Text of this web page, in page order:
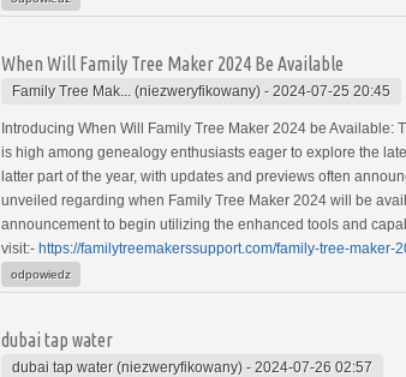
When Will Family Tree Maker 2024 Be Available
Family Tree Mak... (niezweryfikowany) - 2024-07-25 20:45
Introducing When Will Family Tree Maker 2024 be
is high among genealogy enthusiasts eager to explore the
latter part of the year, with updates and previews often
unveiled regarding when Family Tree Maker 2024 will be
announcement to begin utilizing the enhanced tools and
visit:- https://familytreemakerssupport.com/family-tree-maker-
odpowiedz
dubai tap water
dubai tap water (niezweryfikowany) - 2024-07-26 02:57